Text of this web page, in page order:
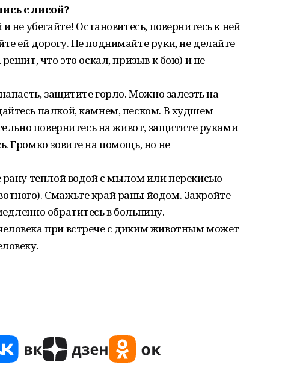
с лисой?
не убегайте! Остановитесь, повернитесь к ней
ей дорогу. Не поднимайте руки, не делайте
что это оскал, призыв к бою) и не
защитите горло. Можно залезть на
палкой, камнем, песком. В худшем
повернитесь на живот, защитите руками
Громко зовите на помощь, но не
рану теплой водой с мылом или перекисью
Смажьте край раны йодом. Закройте
обратитесь в больницу.
при встрече с диким животным может